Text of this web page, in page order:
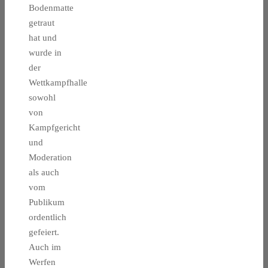
Bodenmatte
getraut
hat und
wurde in
der
Wettkampfhalle
sowohl
von
Kampfgericht
und
Moderation
als auch
vom
Publikum
ordentlich
gefeiert.
Auch im
Werfen